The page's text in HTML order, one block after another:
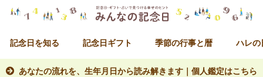
記念日を知る 記念日ギフト 季節の行事と暦 ハレの
あなたの流れを、生年月日から読み解きます｜個人鑑定はこちら